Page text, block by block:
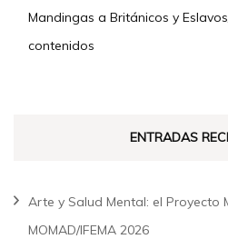
Mandingas a Británicos y
contenidos
ENTRADAS
Arte y Salud Mental: el Proyecto
MOMAD/IFEMA 2026